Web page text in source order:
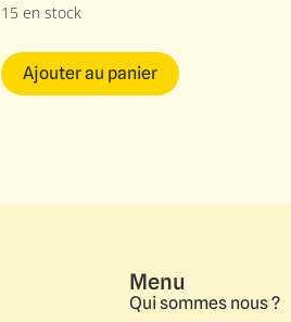
15 en stock
Ajouter au panier
Menu
Qui sommes nous ?